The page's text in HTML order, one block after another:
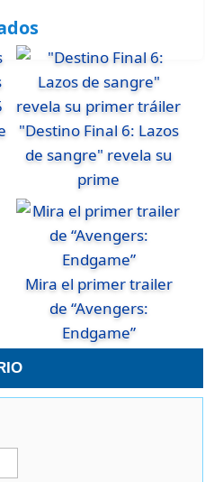
"Destino Final 6: Lazos
de sangre" revela su
prime
Mira el primer trailer
de “Avengers:
Endgame”